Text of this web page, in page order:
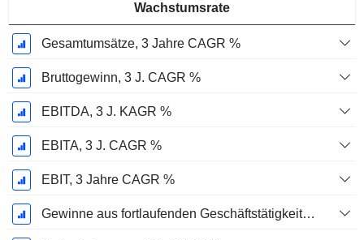
Wachstumsrate
Gesamtumsätze, 3 Jahre CAGR %
Bruttogewinn, 3 J. CAGR %
EBITDA, 3 J. KAGR %
EBITA, 3 J. CAGR %
EBIT, 3 Jahre CAGR %
Gewinne aus fortlaufenden Geschäftstätigkeiten, 3 Jahre KAGR %